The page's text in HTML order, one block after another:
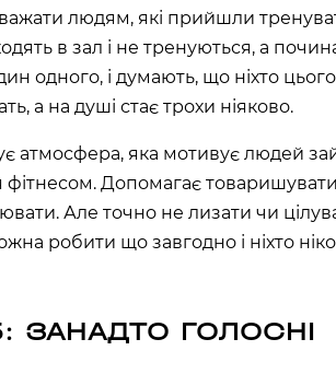
людям, які прийшли
в зал і не тренуються, а
одного, і думають, що ніхто
а на душі стає трохи ніяково.
атмосфера, яка мотивує людей
фітнесом. Допомагає
Але точно не лизати чи
робити що завгодно і ніхто
ЗАНАДТО ГОЛОСНІ